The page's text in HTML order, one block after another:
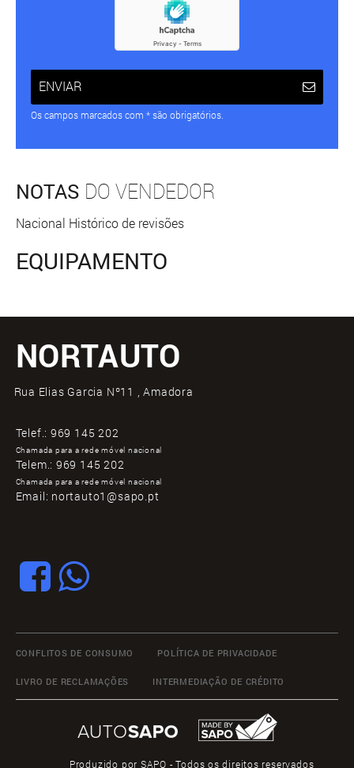
ENVIAR
Os campos marcados com * são obrigatórios.
NOTAS DO VENDEDOR
Nacional Histórico de revisões
EQUIPAMENTO
NORTAUTO
Rua Elias Garcia Nº11 , Amadora
Telef.: 969 145 202
Chamada para a rede móvel nacional
Telem.: 969 145 202
Chamada para a rede móvel nacional
Email: nortauto1@sapo.pt
CONFLITOS DE CONSUMO POLÍTICA DE PRIVACIDADE
LIVRO DE RECLAMAÇÕES INTERMEDIAÇÃO DE CRÉDITO
Produzido por SAPO - Todos os direitos reservados